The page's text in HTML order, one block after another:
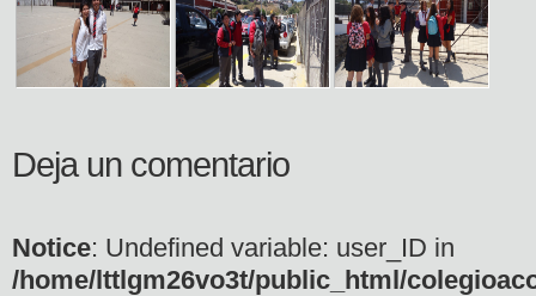
Deja un comentario
Notice: Undefined variable: user_ID in
/home/lttlgm26vo3t/public_html/